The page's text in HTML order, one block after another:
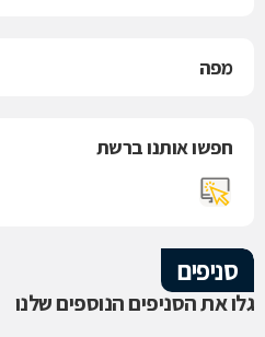
מפה
חפשו אותנו ברשת
סניפים
גלו את הסניפים הנוספים שלנו